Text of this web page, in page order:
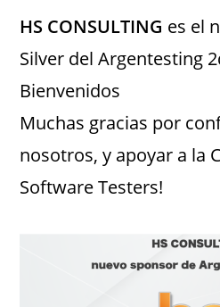
HS CONSULTING es el
Silver del Argentesting
Bienvenidos
Muchas gracias por
nosotros, y apoyar a la
Software Testers!